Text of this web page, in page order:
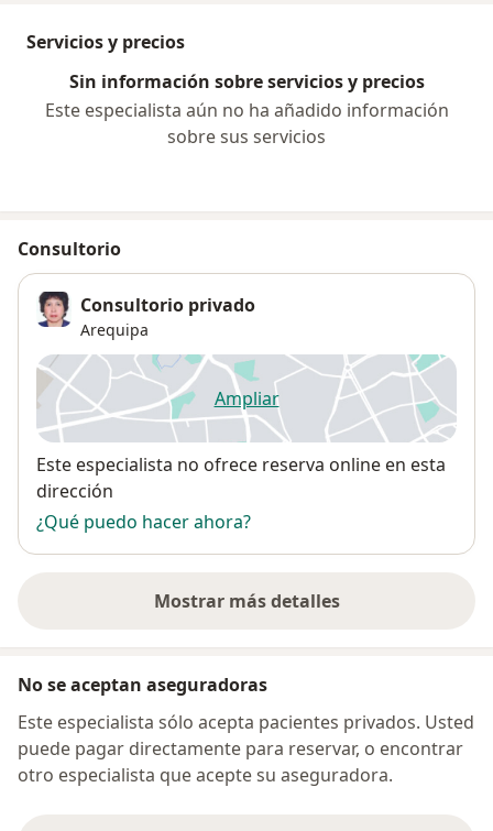
Servicios y precios
Sin información sobre servicios y precios
Este especialista aún no ha añadido información
sobre sus servicios
Consultorio
Consultorio privado
Arequipa
Ampliarse abre en una nueva
Disponibilidad
Este especialista no ofrece reserva online en esta
dirección
¿Qué puedo hacer ahora?
Mostrar más detalles
sobre la dirección
No se aceptan aseguradoras
Este especialista sólo acepta pacientes privados. Usted
puede pagar directamente para reservar, o encontrar
otro especialista que acepte su aseguradora.